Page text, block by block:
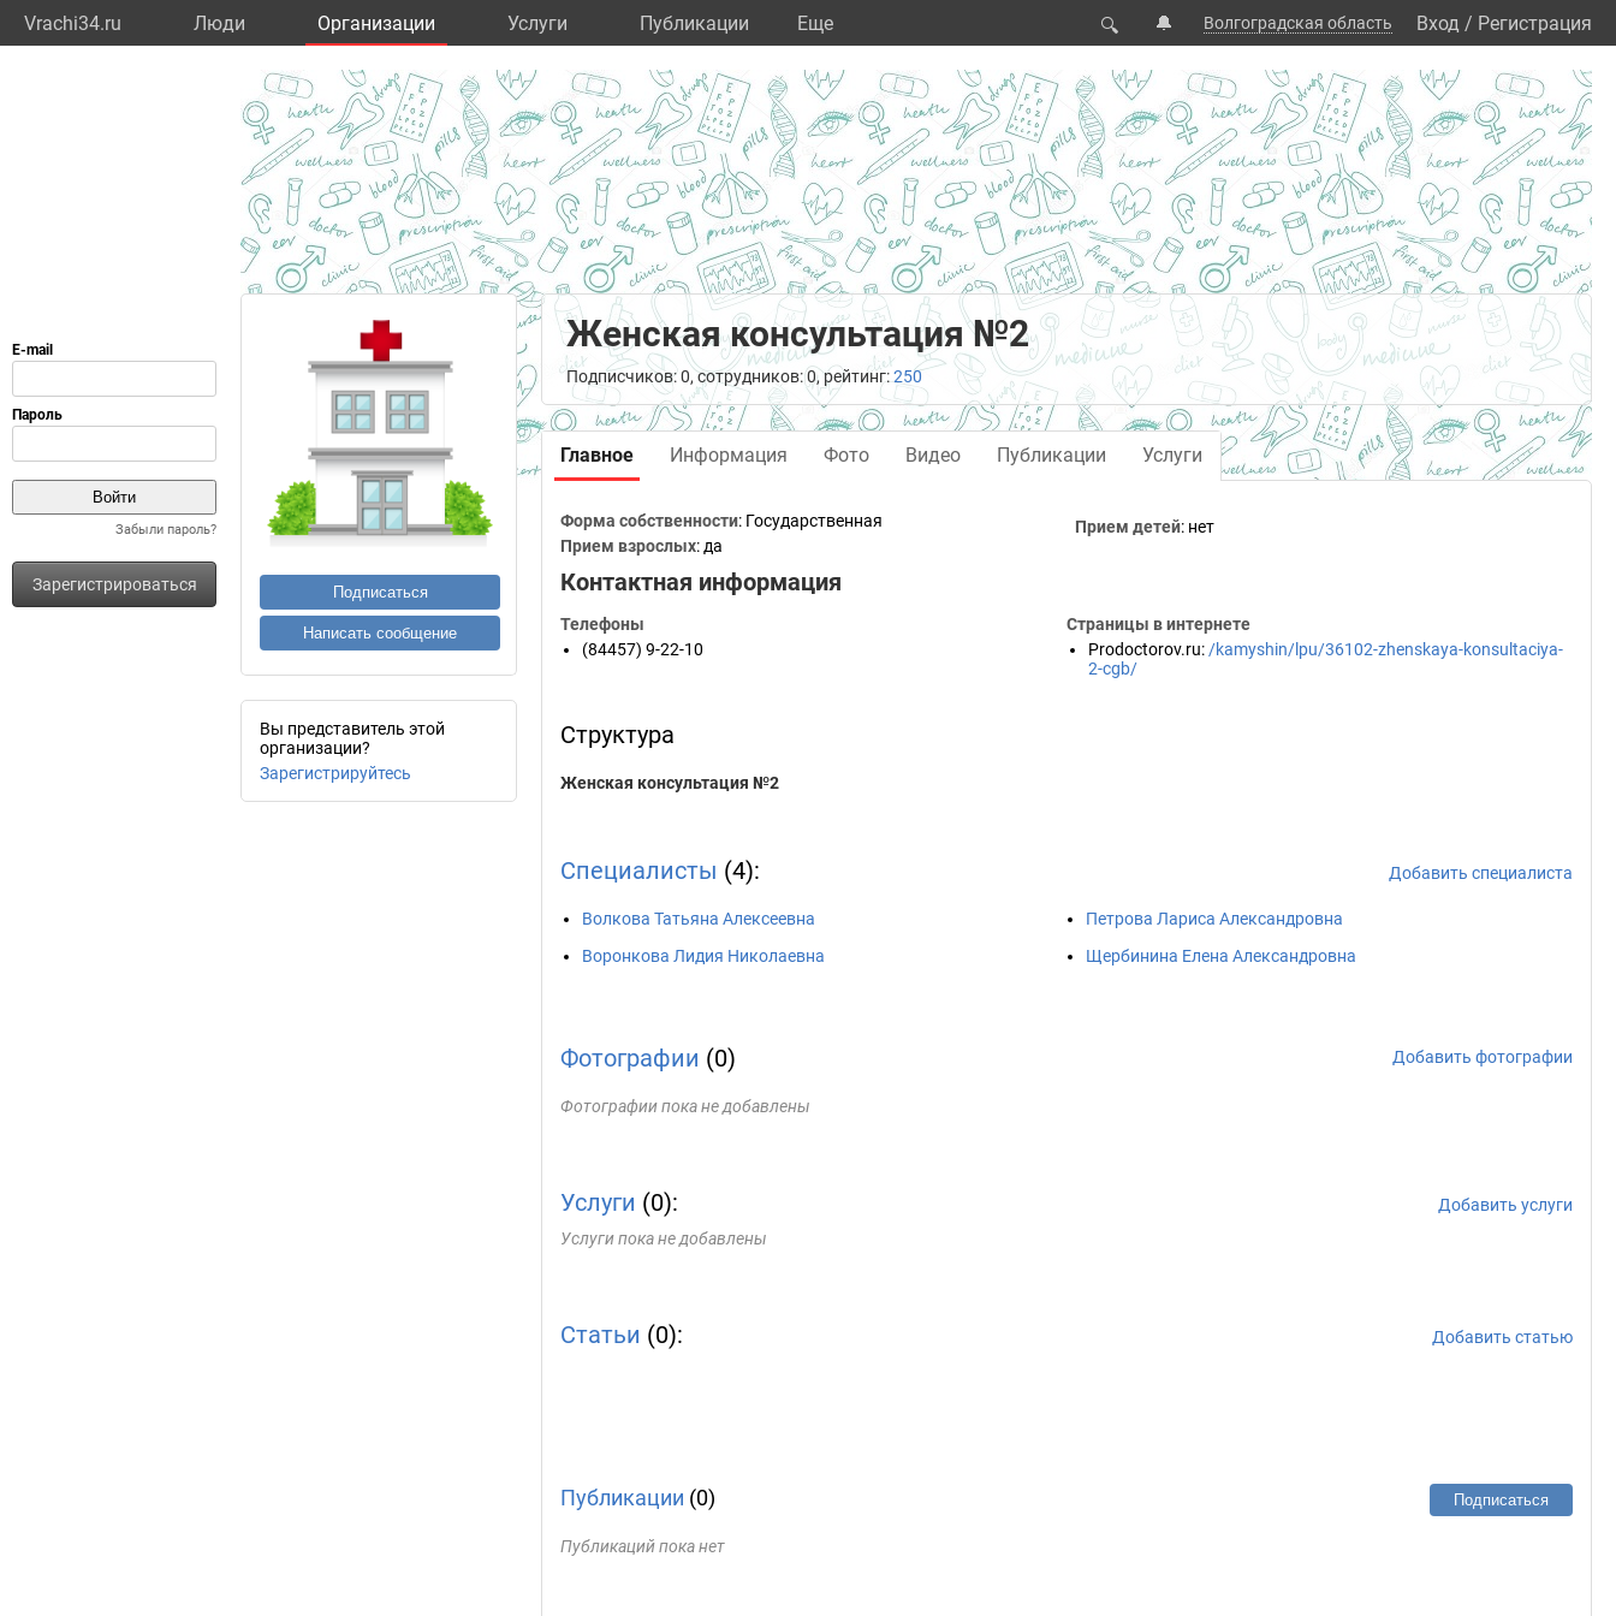
Vrachi34.ru Люди Организации Услуги Публикации Eще 🔍 🔔 Волгоградская область Вход / Регистрация
Забыли пароль?
Зарегистрироваться Подписаться
Написать сообщение
Вы представитель этой
организации?
Зарегистрируйтесь
Женская консультация №2
Подписчиков: 0, сотрудников: 0, рейтинг:250
Главное Информация Фото Видео Публикации Услуги
Форма собственности: Государственная
Прием взрослых: да
Прием детей: нет
Контактная информация
Телефоны
(84457) 9-22-10
Страницы в интернете
Prodoctorov.ru: /kamyshin/lpu/36102-zhenskaya-konsultaciya-
2-cgb/
Структура
Женская консультация №2
Специалисты (4): Добавить специалиста
Волкова Татьяна Алексеевна
Воронкова Лидия Николаевна
Петрова Лариса Александровна
Щербинина Елена Александровна
Фотографии (0) Добавить фотографии
Фотографии пока не добавлены
Услуги (0):
Добавить услуги
Услуги пока не добавлены
Статьи (0): Добавить статью
Публикации (0) Подписаться
Публикаций пока нет